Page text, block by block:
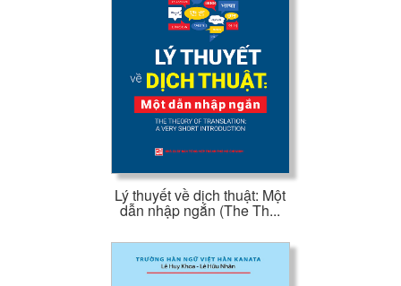
Lý thuyết về dịch thuật: Một
dẫn nhập ngắn (The Th...